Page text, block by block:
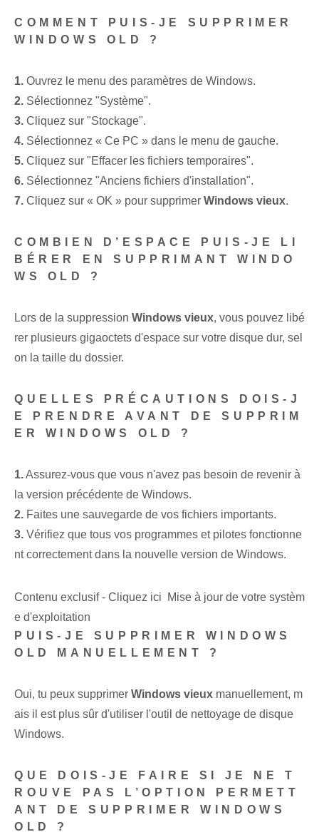
COMMENT PUIS-JE SUPPRIMER
WINDOWS OLD ?
1. Ouvrez le menu des paramètres de Windows.
2. Sélectionnez "Système".
3. Cliquez sur "Stockage".
4. Sélectionnez « Ce PC » dans le menu de gauche.
5. Cliquez sur "Effacer les fichiers temporaires".
6. Sélectionnez "Anciens fichiers d'installation".
7. Cliquez sur « OK » pour supprimer Windows vieux.
COMBIEN D’ESPACE PUIS-JE LI
BÉRER EN SUPPRIMANT WINDO
WS OLD ?
Lors de la suppression Windows vieux, vous pouvez libé
rer plusieurs gigaoctets d'espace sur votre disque dur, sel
on la taille du dossier.
QUELLES PRÉCAUTIONS DOIS-J
E PRENDRE AVANT DE SUPPRIM
ER WINDOWS OLD ?
1.Assurez-vous que vous n'avez pas besoin de revenir à
la version précédente de Windows.
2. Faites une sauvegarde de vos fichiers importants.
3. Vérifiez que tous vos programmes et pilotes fonctionne
nt correctement dans la nouvelle version de Windows.
Contenu exclusif - Cliquez ici Mise à jour de votre systèm
e d'exploitation
PUIS-JE SUPPRIMER WINDOWS
OLD MANUELLEMENT ?
Oui, tu peux supprimer Windows vieux manuellement, m
ais il est plus sûr d'utiliser l'outil de nettoyage de disque
Windows.
QUE DOIS-JE FAIRE SI JE NE T
ROUVE PAS L’OPTION PERMETT
ANT DE SUPPRIMER WINDOWS
OLD ?